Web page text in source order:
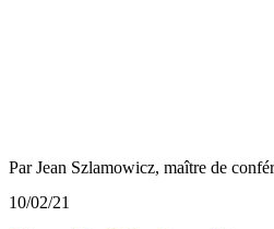
Par Jean Szlamowicz, maître de
10/02/21